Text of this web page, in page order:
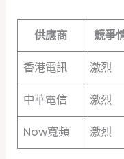
供應商 競爭
香港電訊 激烈
中華電信 激烈
Now寬頻 激烈